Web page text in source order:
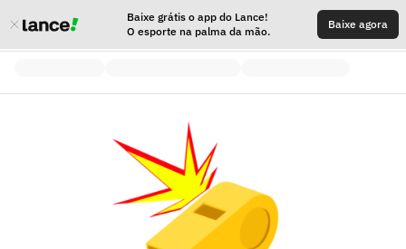
Baixe grátis o app do Lance!
O esporte na palma da mão.
Baixe agora